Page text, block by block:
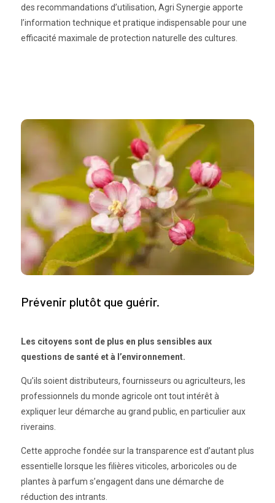
des recommandations d’utilisation, Agri Synergie apporte
l’information technique et pratique indispensable pour une
efficacité maximale de protection naturelle des cultures.
Prévenir plutôt que guérir.
Les citoyens sont de plus en plus sensibles aux
questions de santé et à l’environnement.
Qu’ils soient distributeurs, fournisseurs ou agriculteurs, les
professionnels du monde agricole ont tout intérêt à
expliquer leur démarche au grand public, en particulier aux
riverains.
Cette approche fondée sur la transparence est d’autant plus
essentielle lorsque les filières viticoles, arboricoles ou de
plantes à parfum s’engagent dans une démarche de
réduction des intrants.